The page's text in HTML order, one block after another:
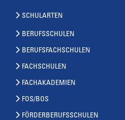
SCHULARTEN
BERUFSSCHULEN
BERUFSFACHSCHULEN
FACHSCHULEN
FACHAKADEMIEN
FOS/BOS
FÖRDERBERUFSSCHULEN